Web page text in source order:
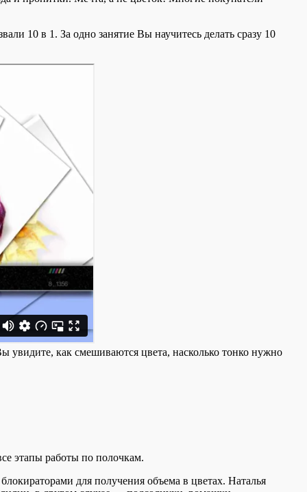
10 в 1. За одно занятие Вы научитесь делать сразу 10
увидите, как смешиваются цвета, насколько тонко нужно
этапы работы по полочкам.
для получения объема в цветах. Наталья